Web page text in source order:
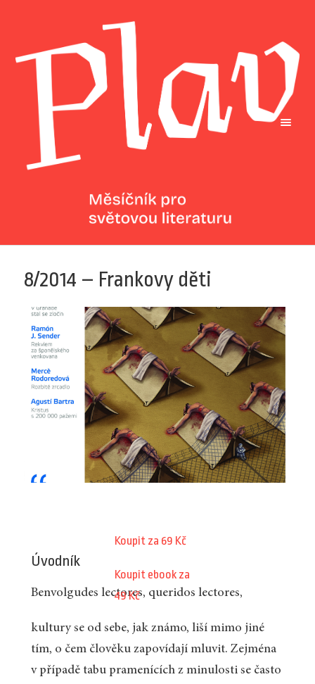
8/2014 – Frankovy děti
Koupit za 69 Kč
Koupit ebook za
49 Kč
Úvodník
Benvolgudes lectores, queridos lectores,
kultury se od sebe, jak známo, liší mimo jiné
tím, o čem člověku zapovídají mluvit. Zejména
v případě tabu pramenících z minulosti se často